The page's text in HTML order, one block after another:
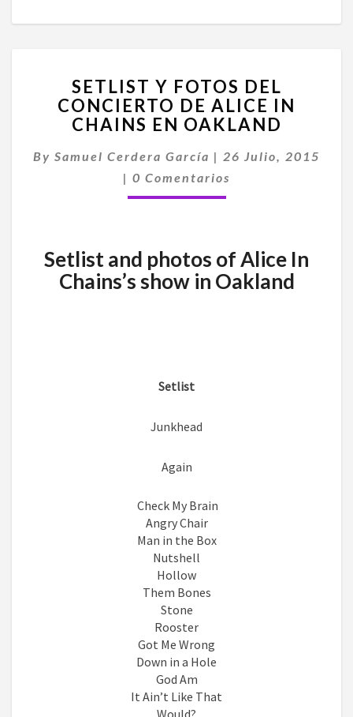
Y
FOTOS
DEL
DE
ALICE
SETLIST Y FOTOS DEL
CONCIERTO DE ALICE IN
CHAINS EN OAKLAND
By Samuel Cerdera García | 26 Julio, 2015
| Comentarios
0 Comentarios
Setlist and photos of Alice In
Chains’s show in Oakland
Setlist
Junkhead
Again
Check My Brain
Angry Chair
Man in the Box
Nutshell
Hollow
Them Bones
Stone
Rooster
Got Me Wrong
Down in a Hole
God Am
It Ain’t Like That